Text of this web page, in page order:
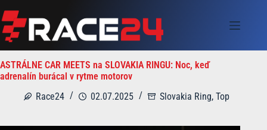
to
content
ASTRÁLNE CAR MEETS na SLOVAKIA RINGU: Noc, keď
adrenalín burácal v rytme motorov
Race24
02.07.2025 Slovakia Ring, Top